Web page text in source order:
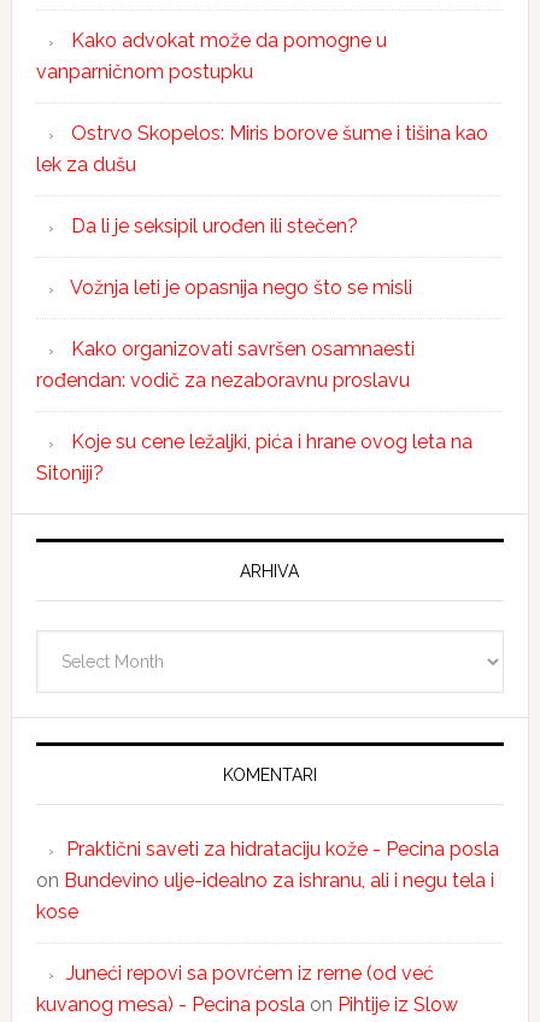
Kako advokat može da pomogne u
vanparničnom postupku
Ostrvo Skopelos: Miris borove šume i tišina kao
lek za dušu
Da li je seksipil urođen ili stečen?
Vožnja leti je opasnija nego što se misli
Kako organizovati savršen osamnaesti
rođendan: vodič za nezaboravnu proslavu
Koje su cene ležaljki, pića i hrane ovog leta na
Sitoniji?
ARHIVA
KOMENTARI
Praktični saveti za hidrataciju kože - Pecina posla
on Bundevino ulje-idealno za ishranu, ali i negu tela i
kose
Juneći repovi sa povrćem iz rerne (od već
kuvanog mesa) - Pecina poslaon Pihtije iz Slow